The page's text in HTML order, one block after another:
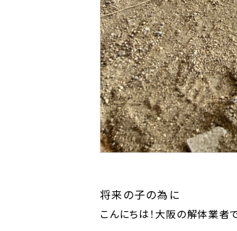
将来の子の為に
こんにちは！大阪の解体業者